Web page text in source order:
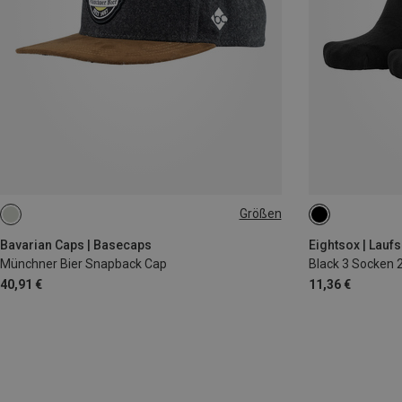
Größen
Bavarian Caps | Basecaps
Münchner Bier Snapback Cap
40,91 €
ONE SIZE
Eightsox |
Black 3 Socken
11,36 €
35|36|37|38
45|46|47